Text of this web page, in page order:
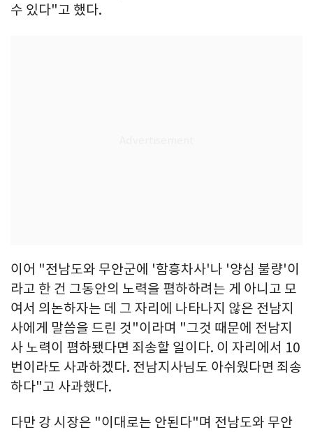
수 있다"고 했다.
이어 "전남도와 무안군에 '함흥차사'나 '양심 불량'이
라고 한 건 그동안의 노력을 폄하하려는 게 아니고 모
여서 의논하자는 데 그 자리에 나타나지 않은 전남지
사에게 말씀을 드린 것"이라며 "그것 때문에 전남지
사 노력이 폄하됐다면 죄송할 일이다. 이 자리에서 10
번이라도 사과하겠다. 전남지사님도 아쉬웠다면 죄송
하다"고 사과했다.
다만 강 시장은 "이대로는 안된다"며 전남도와 무안